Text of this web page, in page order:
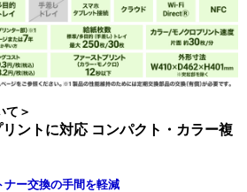
て＞
ントに対応 コンパクト・カラー複
ー交換の手間を軽減